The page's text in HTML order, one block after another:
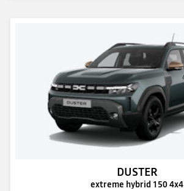
DUSTER
extreme hybrid 150 4x4